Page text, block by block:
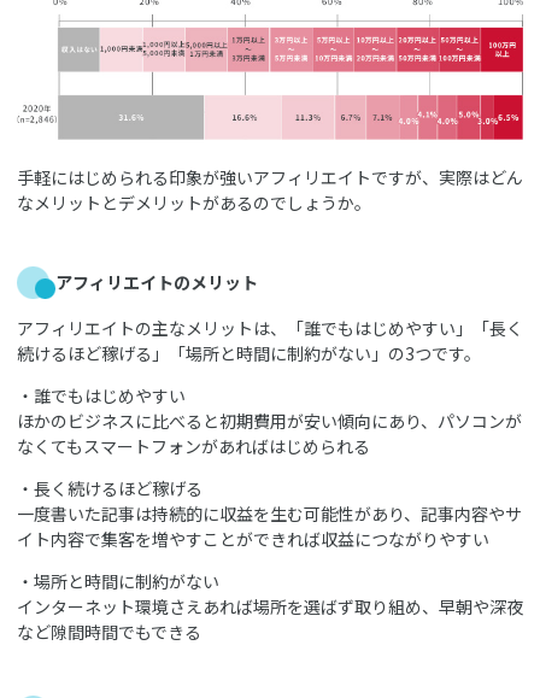
手軽にはじめられる印象が強いアフィリエイトですが、実際はどん
なメリットとデメリットがあるのでしょうか。
アフィリエイトのメリット
アフィリエイトの主なメリットは、「誰でもはじめやすい」「長く
続けるほど稼げる」「場所と時間に制約がない」の3つです。
・誰でもはじめやすい
ほかのビジネスに比べると初期費用が安い傾向にあり、パソコンが
なくてもスマートフォンがあればはじめられる
・長く続けるほど稼げる
一度書いた記事は持続的に収益を生む可能性があり、記事内容やサ
イト内容で集客を増やすことができれば収益につながりやすい
・場所と時間に制約がない
インターネット環境さえあれば場所を選ばず取り組め、早朝や深夜
など隙間時間でもできる